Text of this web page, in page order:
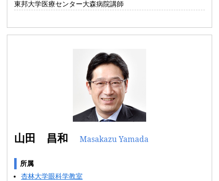
東邦大学医療センター大森病院講師
山田 昌和 Masakazu Yamada
所属
杏林大学眼科学教室